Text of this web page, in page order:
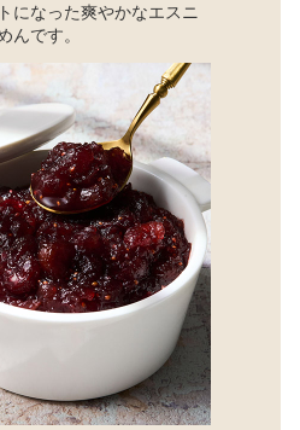
になった爽やかなエスニ
んです。